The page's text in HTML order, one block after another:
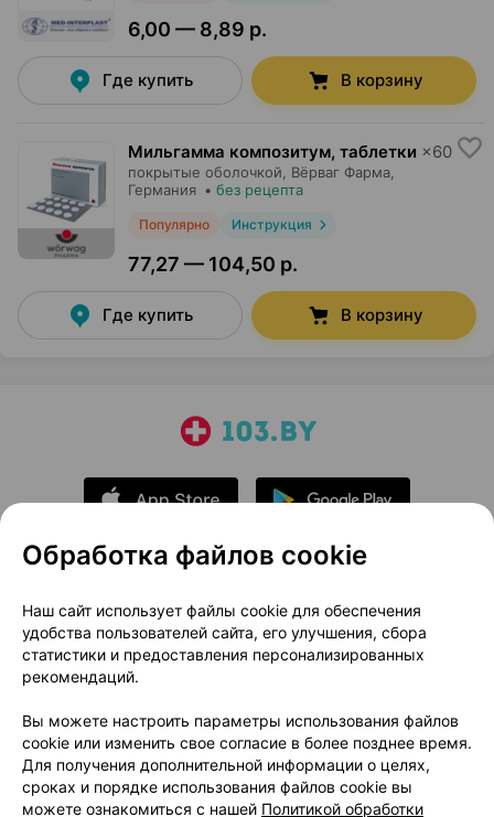
6,00 — 8,89 р.
Где купить В корзину
Мильгамма композитум, таблетки ×60
покрытые оболочкой, Вёрваг Фарма,
Германия • без рецепта
Популярно Инструкция
77,27 — 104,50 р.
Где купить В корзину
О проекте
Новости проекта
Размещение рекламы
Медицинский маркетинг
Публичный договор
Доставка
Способы оплаты
Вакансии
Партнеры
Написать руководителю 103.by
Написать в поддержку
Обработка файлов cookie
Наш сайт использует файлы cookie для обеспечения
удобства пользователей сайта, его улучшения, сбора
статистики и предоставления персонализированных
рекомендаций.
Вы можете настроить параметры использования файлов
cookie или изменить свое согласие в более позднее время.
Для получения дополнительной информации о целях,
сроках и порядке использования файлов cookie вы
можете ознакомиться с нашей Политикой обработки